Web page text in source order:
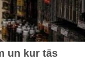
un kur tās